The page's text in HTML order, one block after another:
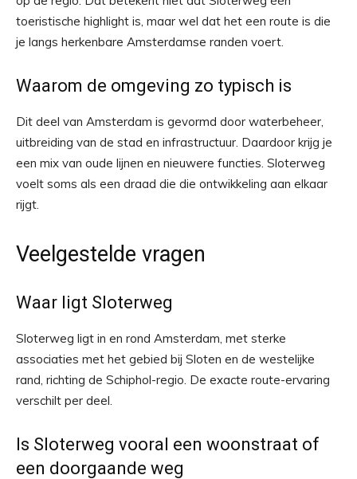
toeristische highlight is, maar wel dat het een route is die
je langs herkenbare Amsterdamse randen voert.
Waarom de omgeving zo typisch is
Dit deel van Amsterdam is gevormd door waterbeheer,
uitbreiding van de stad en infrastructuur. Daardoor krijg je
een mix van oude lijnen en nieuwere functies. Sloterweg
voelt soms als een draad die die ontwikkeling aan elkaar
rijgt.
Veelgestelde vragen
Waar ligt Sloterweg
Sloterweg ligt in en rond Amsterdam, met sterke
associaties met het gebied bij Sloten en de westelijke
rand, richting de Schiphol-regio. De exacte route-ervaring
verschilt per deel.
Is Sloterweg vooral een woonstraat of
een doorgaande weg